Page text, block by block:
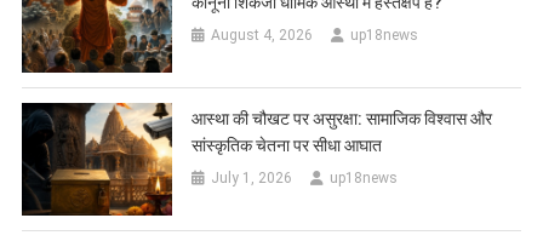
August 4, 2026 up18news
आस्था की चौखट पर असुरक्षा: सामाजिक विश्वास और
सांस्कृतिक चेतना पर सीधा आघात
July 1, 2026 up18news